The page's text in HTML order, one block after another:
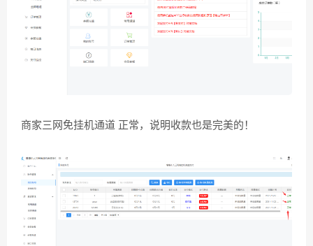
商家三网免挂机通道 正常，说明收款也是完美的！